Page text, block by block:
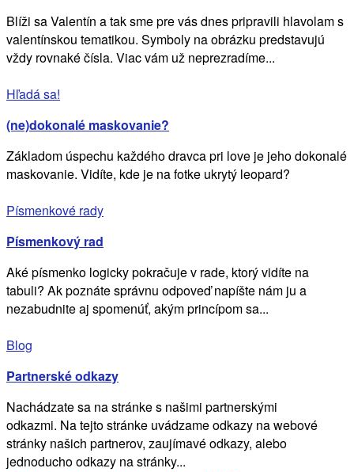
Blíži sa Valentín a tak sme pre vás dnes pripravili hlavolam s
valentínskou tematikou. Symboly na obrázku predstavujú
vždy rovnaké čísla. Viac vám už neprezradíme...
Hľadá sa!
(ne)dokonalé maskovanie?
Základom úspechu každého dravca pri love je jeho dokonalé
maskovanie. Vidíte, kde je na fotke ukrytý leopard?
Písmenkové rady
Písmenkový rad
Aké písmenko logicky pokračuje v rade, ktorý vidíte na
tabuli? Ak poznáte správnu odpoveď napíšte nám ju a
nezabudnite aj spomenúť, akým princípom sa...
Blog
Partnerské odkazy
Nachádzate sa na stránke s našimi partnerskými
odkazmi. Na tejto stránke uvádzame odkazy na webové
stránky našich partnerov, zaujímavé odkazy, alebo
jednoducho odkazy na stránky...